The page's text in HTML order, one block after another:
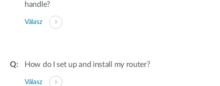
handle?
Válasz
How do I set up and install my router?
Válasz